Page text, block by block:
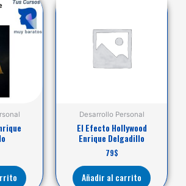
Desarrollo Personal
El Efecto Hollywood
Enrique Delgadillo
79$
Añadir al carrito